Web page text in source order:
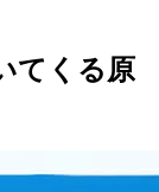
てくる原